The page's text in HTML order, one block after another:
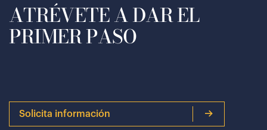
ATRÉVETE A DAR EL
PRIMER PASO
Solicita información